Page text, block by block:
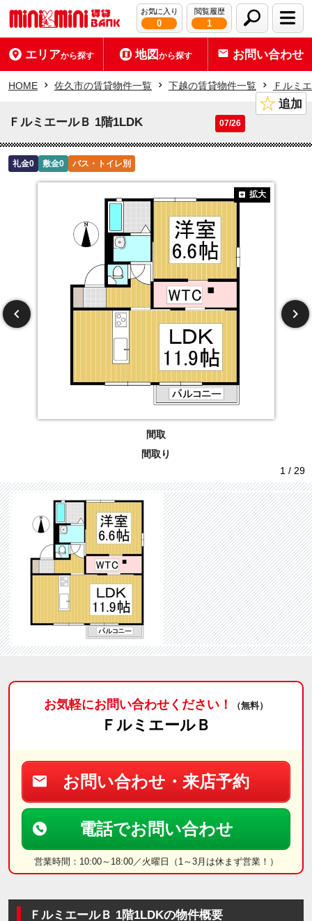
お気に入り
0
閲覧履歴
1
エリアから探す 地図から探す お問い合わせ
HOME 佐久市の賃貸物件一覧 下越の賃貸物件一覧 Ｆルミ
ＦルミエールＢ 1階1LDK 07/26
★ 追加
礼金0 敷金0 バス・トイレ別
間取
間取り
拡大
1 / 29
お気軽にお問い合わせください！ （無料）
ＦルミエールＢ
お問い合わせ・来店予約
電話でお問い合わせ
営業時間：10:00～18:00／火曜日（1～3月は休まず営業！）
ＦルミエールＢ 1階1LDKの物件概要